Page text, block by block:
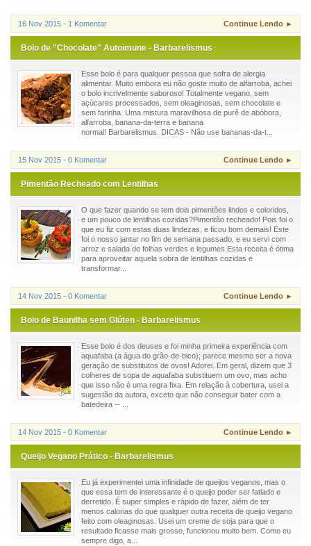
16 Nov 2015 - 1 Komentar Continue Lendo ►
Bolo de "Chocolate" Autoimune - Barbarelismus
Esse bolo é para qualquer pessoa que sofra de alergia
alimentar. Muito embora eu não goste muito de alfarroba, achei
o bolo incrivelmente saboroso! Totalmente vegano, sem
açúcares processados, sem oleaginosas, sem chocolate e
sem farinha. Uma mistura maravilhosa de purê de abóbora,
alfarroba, banana-da-terra e banana
normal! Barbarelismus. DICAS - Não use bananas-da-t...
15 Nov 2015 - 0 Komentar Continue Lendo ►
Pimentão Recheado com Lentilhas
O que fazer quando se tem dois pimentões lindos e coloridos,
e um pouco de lentilhas cozidas?Pimentão recheado! Pois foi o
que eu fiz com estas duas lindezas, e ficou bom demais! Este
foi o nosso jantar no fim de semana passado, e eu servi com
arroz e salada de folhas verdes e legumes.Esta receita é ótima
para aproveitar aquela sobra de lentilhas cozidas e
transformar...
14 Nov 2015 - 0 Komentar Continue Lendo ►
Bolo de Baunilha sem Glúten - Barbarelismus
Esse bolo é dos deuses e foi minha primeira experiência com
aquafaba (a água do grão-de-bico); parece mesmo ser a nova
geração de substitutos de ovos! Adorei. Em geral, dizem que 3
colheres de sopa de aquafaba substituem um ovo, mas acho
que isso não é uma regra fixa. Em relação à cobertura, usei a
sugestão da autora, exceto que não conseguir bater com a
batedeira -- ...
14 Nov 2015 - 0 Komentar Continue Lendo ►
Queijo Vegano Prático - Barbarelismus
Eu já experimentei uma infinidade de queijos veganos, mas o
que essa tem de interessante é o queijo poder ser fatiado e
derretido. É super simples e rápido de fazer, além de ter
menos calorias do que qualquer outra receita de queijo vegano
feito com oleaginosas. Usei um creme de soja para que o
resultado ficasse mais grosso, funcionou muito bem. Como eu
sempre digo, a...